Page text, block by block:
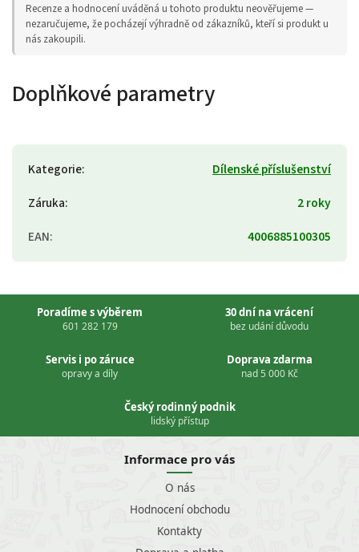
Recenze a hodnocení uváděná u tohoto produktu neověřujeme —
nezaručujeme, že pocházejí výhradně od zákazníků, kteří si produkt u
nás zakoupili.
Doplňkové parametry
Kategorie:
Dílenské příslušenství
Záruka:
2 roky
EAN: 4006885100305
Poradíme s výběrem
601 282 179
30 dní na vrácení
bez udání důvodu
Servis i po záruce
opravy a díly
Doprava zdarma
nad 5 000 Kč
Český rodinný podnik
lidský přístup
Informace pro vás
O nás
Hodnocení obchodu
Kontakty